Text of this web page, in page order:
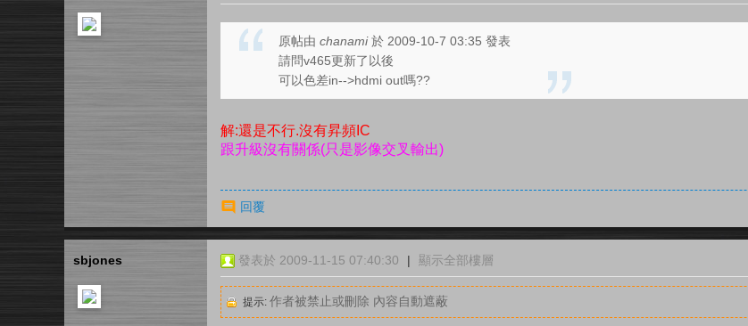
原帖由 chanami於 2009-10-7 03:35 發表
請問v465更新了以後
可以色差in-->hdmi out嗎??
解:還是不行.沒有昇頻IC
跟升級沒有關係(只是影像交叉輸出)
回覆
sbjones 發表於 2009-11-15 07:40:30 | 顯示全部樓層
提示: 作者被禁止或刪除 內容自動遮蔽